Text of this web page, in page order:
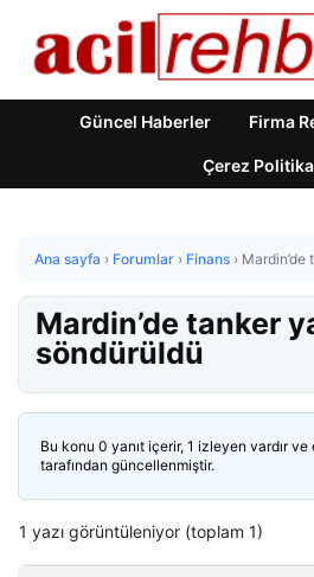
Güncel Haberler Firma
Çerez
Ana sayfa › Forumlar › Finans › Mardin’de
Mardin’de tanker
söndürüldü
Bu konu 0 yanıt içerir, 1 izleyen vardır ve
tarafından güncellenmiştir.
1 yazı görüntüleniyor (toplam 1)